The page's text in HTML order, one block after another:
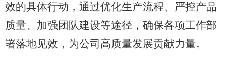
效的具体行动，通过优化生产流程、严控产品
质量、加强团队建设等途径，确保各项工作部
署落地见效，为公司高质量发展贡献力量。